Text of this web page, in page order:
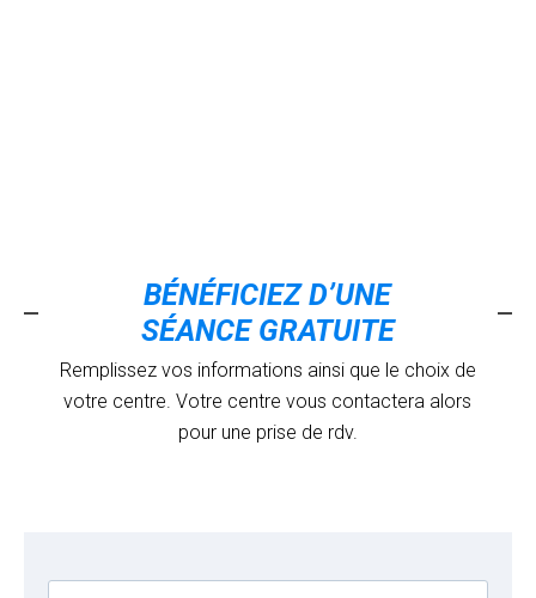
BÉNÉFICIEZ D’UNE
SÉANCE GRATUITE
Remplissez vos informations ainsi que le choix de
votre centre. Votre centre vous contactera alors
pour une prise de rdv.